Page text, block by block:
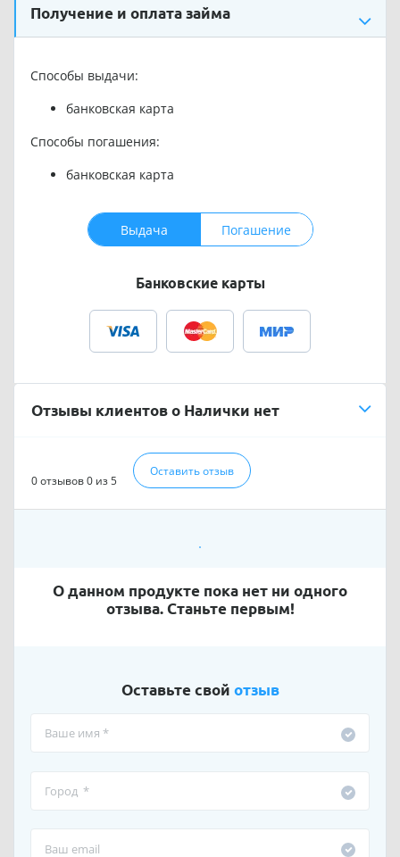
Получение и оплата займа
Способы выдачи:
банковская карта
Способы погашения:
банковская карта
Выдача Погашение
Банковские карты
Отзывы клиентов о Налички нет
0 отзывов0 из 5
Оставить отзыв
О данном продукте пока нет ни одного
отзыва. Станьте первым!
Оставьте свой отзыв